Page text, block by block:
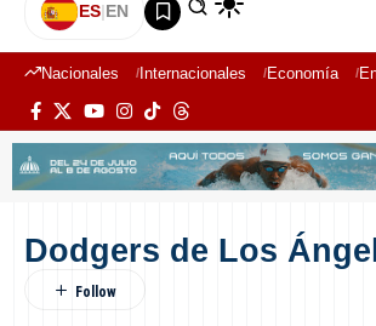
ES|EN
Nacionales Internacionales Economía
Dodgers de Los